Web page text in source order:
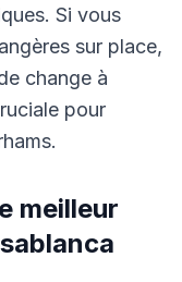
Si vous
sur place,
change à
pour
meilleur